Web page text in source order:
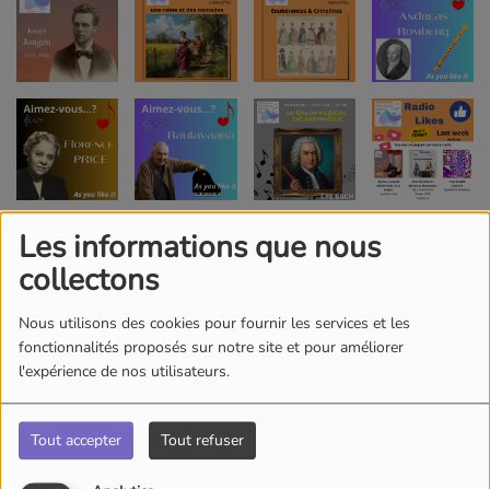
Les informations que nous
collectons
Nous utilisons des cookies pour fournir les services et les
fonctionnalités proposés sur notre site et pour améliorer
l'expérience de nos utilisateurs.
Tout accepter Tout refuser